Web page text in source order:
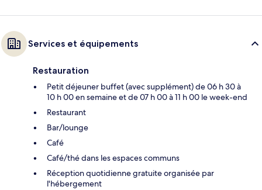
Services et équipements
Restauration
Petit déjeuner buffet (avec supplément) de 06 h 30 à
10 h 00 en semaine et de 07 h 00 à 11 h 00 le week-end
Restaurant
Bar/lounge
Café
Café/thé dans les espaces communs
Réception quotidienne gratuite organisée par
l'hébergement